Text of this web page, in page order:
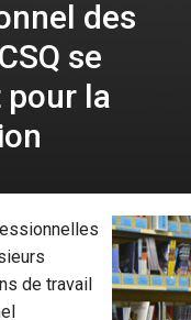
des
se
pour la
de travail